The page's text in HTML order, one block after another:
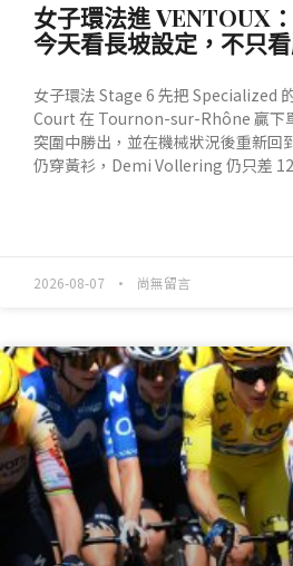
女子環法進 VENTOUX
今天看長坡設定，不只
女子環法 Stage 6 先把 Specialized
Court 在 Tournon-sur-Rhône 贏下
突圍中勝出，並在機械狀況後重新
仍穿黃衫，Demi Vollering 仍只差 12
2026-08-07 尚無留言